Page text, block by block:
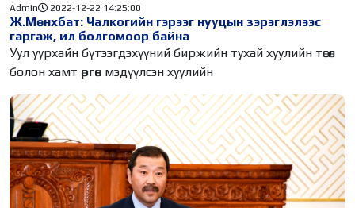
Ж.Мөнхбат: Чалкогийн гэрээг нууцын зэрэглэлээс
гаргаж, ил болгомоор байна
Admin 2022-12-22 14:25:00
Уул уурхайн бүтээгдэхүүний биржийн тухай хуулийн төсөл
болон хамт өргөн мэдүүлсэн хуулийн